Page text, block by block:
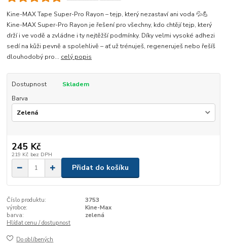
Kine-MAX Tape Super-Pro Rayon – tejp, který nezastaví ani voda 💦💪
Kine-MAX Super-Pro Rayon je řešení pro všechny, kdo chtějí tejp, který
drží i ve vodě a zvládne i ty nejtěžší podmínky. Díky velmi vysoké adhezi
sedí na kůži pevně a spolehlivě – ať už trénuješ, regeneruješ nebo řešíš
dlouhodobý pro... celý popis
Dostupnost
Skladem
Barva
245 Kč
219 Kč bez DPH
Přidat do košíku
Číslo produktu:
3753
výrobce:
Kine-Max
barva:
zelená
Hlídat cenu / dostupnost
Do oblíbených